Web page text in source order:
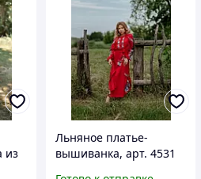
из
Льняное платье-
вышиванка, арт. 4531